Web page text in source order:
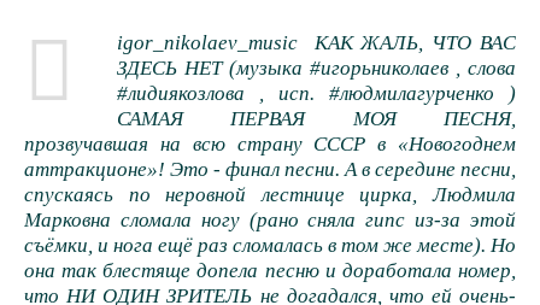
igor_nikolaev_music КАК ЖАЛЬ, ЧТО ВАС
ЗДЕСЬ НЕТ (музыка #игорьниколаев , слова
#лидиякозлова , исп. #людмилагурченко )
САМАЯ ПЕРВАЯ МОЯ ПЕСНЯ,
прозвучавшая на всю страну СССР в «Новогоднем
аттракционе»! Это - финал песни. А в середине песни,
спускаясь по неровной лестнице цирка, Людмила
Марковна сломала ногу (рано сняла гипс из-за этой
съёмки, и нога ещё раз сломалась в том же месте). Но
она так блестяще допела песню и доработала номер,
что НИ ОДИН ЗРИТЕЛЬ не догадался, что ей очень-